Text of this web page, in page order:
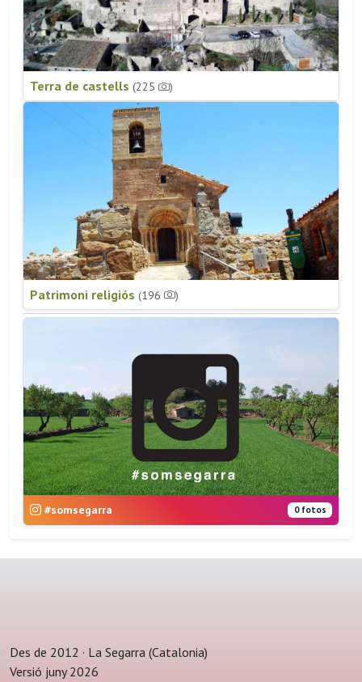
Terra de castells (225 )
Patrimoni religiós (196 )
#somsegarra 0 fotos
Des de 2012 · La Segarra (Catalonia)
Versió juny 2026